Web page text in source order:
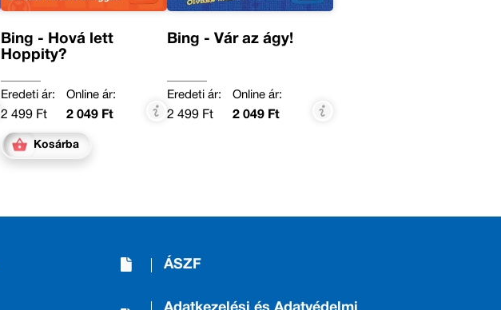
Bing - Hová lett
Hoppity?
Eredeti ár:
2 499 Ft
Online ár:
2 049 Ft
Kosárba
Bing - Vár az ágy!
Eredeti ár:
2 499 Ft
Online ár:
2 049 Ft
ÁSZF